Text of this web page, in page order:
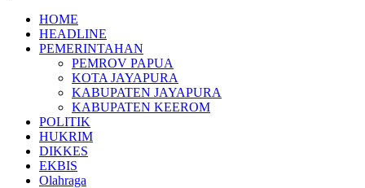
HOME
HEADLINE
PEMERINTAHAN
PEMROV PAPUA
KOTA JAYAPURA
KABUPATEN JAYAPURA
KABUPATEN KEEROM
POLITIK
HUKRIM
DIKKES
EKBIS
Olahraga